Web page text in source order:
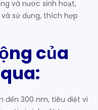
và nước sinh hoạt,
sử dụng, thích hợp
của
300 nm, tiêu diệt vi